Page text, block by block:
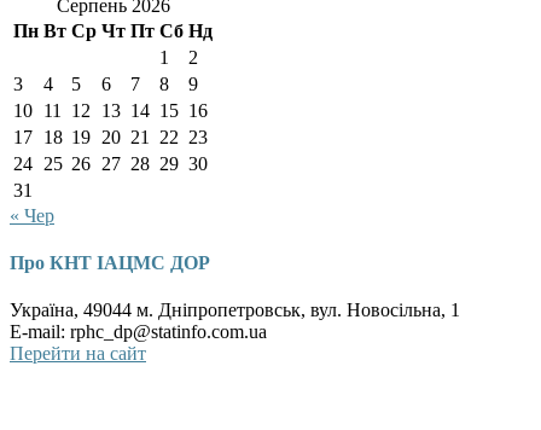
Серпень 2026
Пн Вт Ср Чт Пт Сб Нд
1
2
3
4 5 6 7 8
9
10 11 12 13 14 15 16
17 18 19 20 21 22 23
24 25 26 27 28 29 30
31
« Чер
Про КНТ ІАЦМС ДОР
Україна, 49044 м. Дніпропетровськ, вул. Новосільна, 1
E-mail: rphc_dp@statinfo.com.ua
Перейти на сайт